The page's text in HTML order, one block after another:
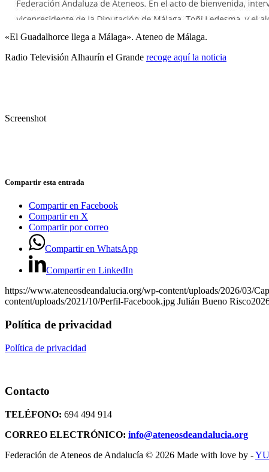
«El Guadalhorce llega a Málaga». Ateneo de Málaga.
Radio Televisión Alhaurín el Grande recoge aquí la noticia
Screenshot
Compartir esta entrada
Compartir en Facebook
Compartir en X
Compartir por correo
Compartir en WhatsApp
Compartir en LinkedIn
https://www.ateneosdeandalucia.org/wp-content/uploads/2026/03/
content/uploads/2021/10/Perfil-Facebook.jpg Julián Bueno Risco
Política de privacidad
Política de privacidad
Contacto
TELÉFONO: 694 494 914
CORREO ELECTRÓNICO: info@ateneosdeandalucia.org
Federación de Ateneos de Andalucía © 2026 Made with love by -